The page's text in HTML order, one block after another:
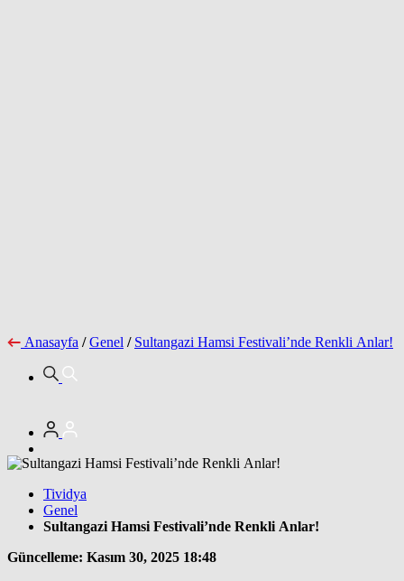
Anasayfa / Genel / Sultangazi Hamsi Festivali’nde Renkli Anlar!
Tividya
Genel
Sultangazi Hamsi Festivali’nde Renkli Anlar!
Güncelleme: Kasım 30, 2025 18:48